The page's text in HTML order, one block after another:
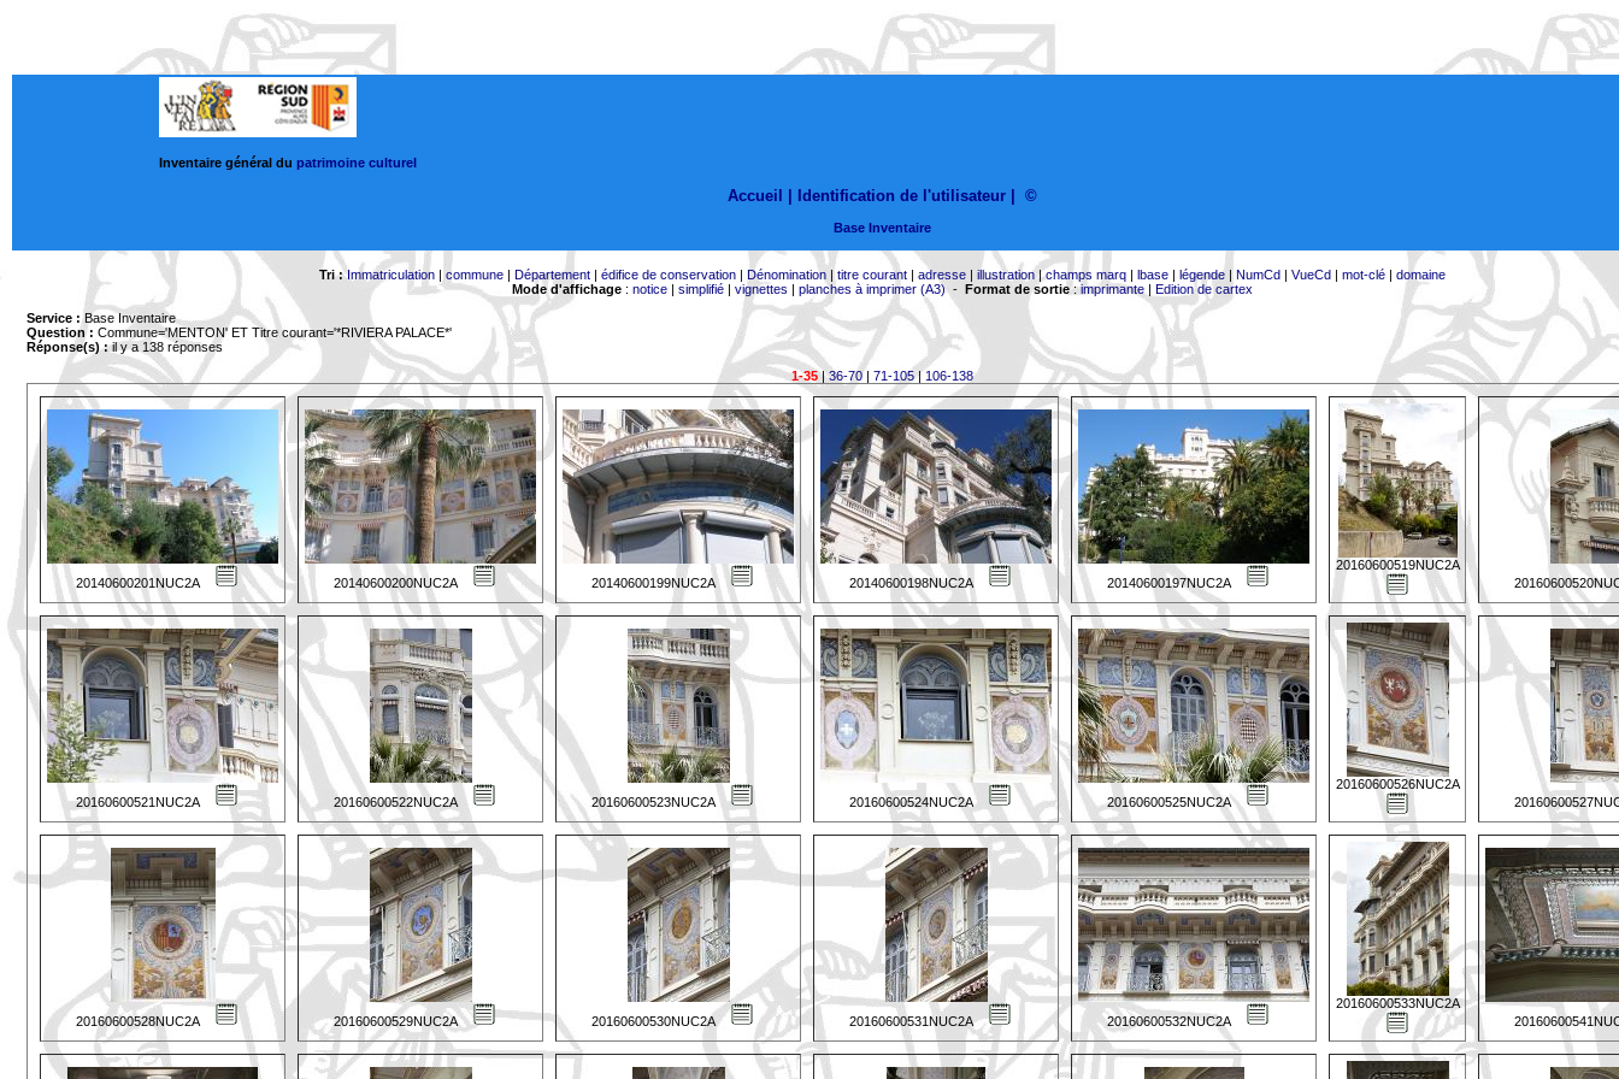
Inventaire général du patrimoine culturel
Accueil | Identification de l'utilisateur ©
Base Inventaire
Tri : Immatriculation| commune| Département| édifice de conservation| Dénomination| titre courant| adresse| illustration|champs marq| lbase| légende| NumCd| VueCd| mot-clé| domaine
Mode d'affichage: notice| simplifié| vignettes | planches à imprimer (A3)- Format de sortie:imprimante| Edition de cartex
Service : Base Inventaire
Question : Commune='MENTON' ET Titre courant='*RIVIERA PALACE*'
Réponse(s) :il y a 138 réponses
1-35|36-70| 71-105| 106-138
20140600201NUC2A 20140600200NUC2A 20140600199NUC2A 20140600198NUC2A 20140600197NUC2A
20160600519NUC2A
20160600521NUC2A 20160600522NUC2A 20160600523NUC2A 20160600524NUC2A 20160600525NUC2A
20160600526NUC2A
20160600528NUC2A 20160600529NUC2A 20160600530NUC2A 20160600531NUC2A 20160600532NUC2A
20160600533NUC2A